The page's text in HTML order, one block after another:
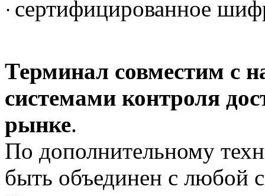
· сертифицированное
Терминал совместим с
системами контроля
рынке.
По дополнительному
быть объединен с любой